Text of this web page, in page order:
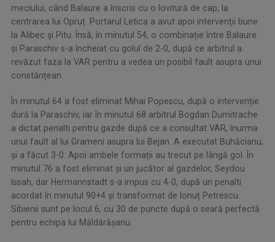
meciului, când Balaure a înscris cu o lovitură de cap, la
centrarea lui Opruț. Portarul Letica a avut apoi intervenții bune
la Alibec și Pitu. Însă, în minutul 54, o combinație între Balaure
și Paraschiv s-a încheiat cu golul de 2-0, după ce arbitrul a
revăzut faza la VAR pentru a vedea un posibil fault asupra unui
constănțean.
În minutul 64 a fost eliminat Mihai Popescu, după o intervenție
dură la Paraschiv, iar în minutul 68 arbitrul Bogdan Dumitrache
a dictat penalti pentru gazde după ce a consultat VAR, înurma
unui fault al lui Grameni asupra lui Bejan. A executat Buhăcianu,
și a făcut 3-0. Apoi ambele formații au trecut pe lângă gol. În
minutul 76 a fost eliminat și un jucător al gazdelor, Seydou
Issah, dar Hermannstadt s-a impus cu 4-0, după un penalti
acordat în minutul 90+4 și transformat de Ionuț Petrescu.
Sibienii sunt pe locul 6, cu 30 de puncte după o seară perfectă
pentru echipa lui Măldărășanu.